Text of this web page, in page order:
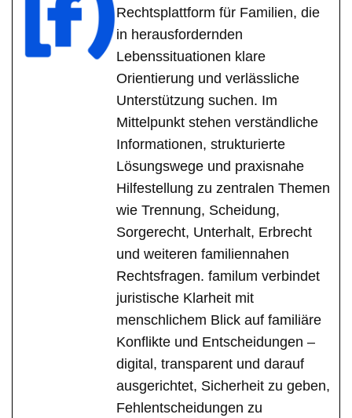
Rechtsplattform für Familien, die
in herausfordernden
Lebenssituationen klare
Orientierung und verlässliche
Unterstützung suchen. Im
Mittelpunkt stehen verständliche
Informationen, strukturierte
Lösungswege und praxisnahe
Hilfestellung zu zentralen Themen
wie Trennung, Scheidung,
Sorgerecht, Unterhalt, Erbrecht
und weiteren familiennahen
Rechtsfragen. familum verbindet
juristische Klarheit mit
menschlichem Blick auf familiäre
Konflikte und Entscheidungen –
digital, transparent und darauf
ausgerichtet, Sicherheit zu geben,
Fehlentscheidungen zu